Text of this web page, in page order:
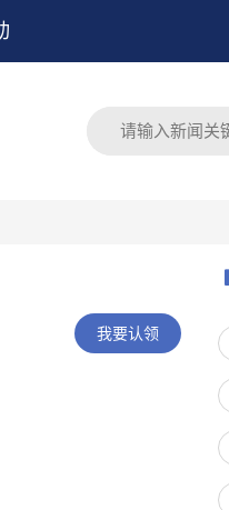
我要认领